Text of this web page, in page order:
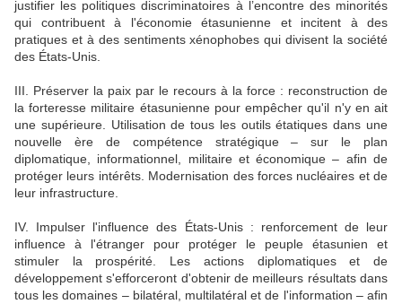
justifier les politiques discriminatoires à l’encontre des minorités
qui contribuent à l'économie étasunienne et incitent à des
pratiques et à des sentiments xénophobes qui divisent la société
des États-Unis.
III. Préserver la paix par le recours à la force : reconstruction de
la forteresse militaire étasunienne pour empêcher qu'il n'y en ait
une supérieure. Utilisation de tous les outils étatiques dans une
nouvelle ère de compétence stratégique – sur le plan
diplomatique, informationnel, militaire et économique – afin de
protéger leurs intérêts. Modernisation des forces nucléaires et de
leur infrastructure.
IV. Impulser l'influence des États-Unis : renforcement de leur
influence à l'étranger pour protéger le peuple étasunien et
stimuler la prospérité. Les actions diplomatiques et de
développement s'efforceront d'obtenir de meilleurs résultats dans
tous les domaines – bilatéral, multilatéral et de l'information – afin